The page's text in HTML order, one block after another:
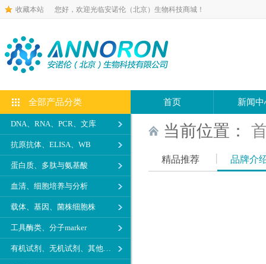
收藏本站 您好，欢迎光临安诺伦（北京）生物科技商城！
全部产品分类
DNA、RNA、PCR、文库
抗原抗体、ELISA、WB
蛋白质、多肽与氨基酸
血清、细胞培养与分析
载体、基因、菌株细胞株
工具酶类、分子marker
有机试剂、无机试剂、其他生化试剂
首页 新闻中
当前位置：
精品推荐 品牌介